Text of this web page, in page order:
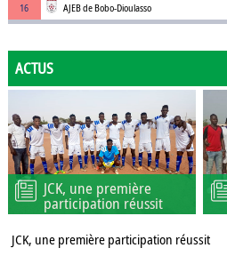
16
AJEB de Bobo-Dioulasso
ACTUS
JCK, une première
participation réussit
JCK, une première participation réussit